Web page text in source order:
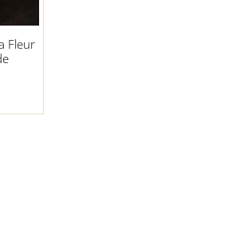
Fleur